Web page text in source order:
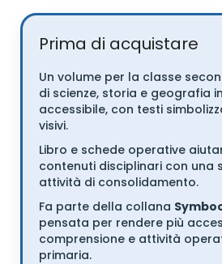
Prima di acquistare
Un volume per la classe
di scienze, storia e geografia
accessibile, con testi
visivi.
Libro e schede operative
contenuti disciplinari con una
attività di consolidamento.
Fa parte della collana
pensata per rendere più
comprensione e attività
primaria.